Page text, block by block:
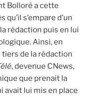
Bolloré a cette
s’empare d’un
rédaction puis en lui
Ainsi, en
tiers de la rédaction
, devenue CNews,
que prenait la
avait lui mis en place